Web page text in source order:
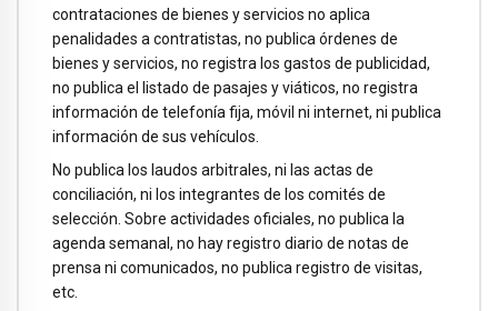
contrataciones de bienes y servicios no aplica
penalidades a contratistas, no publica órdenes de
bienes y servicios, no registra los gastos de publicidad,
no publica el listado de pasajes y viáticos, no registra
información de telefonía fija, móvil ni internet, ni publica
información de sus vehículos.
No publica los laudos arbitrales, ni las actas de
conciliación, ni los integrantes de los comités de
selección. Sobre actividades oficiales, no publica la
agenda semanal, no hay registro diario de notas de
prensa ni comunicados, no publica registro de visitas,
etc.